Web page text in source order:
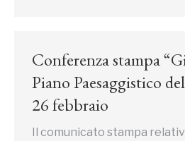
Conferenza stampa
Piano Paesaggistico
26 febbraio
Il comunicato stampa